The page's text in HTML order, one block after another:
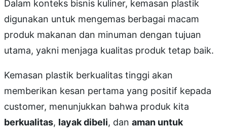
Dalam konteks bisnis kuliner, kemasan plastik
digunakan untuk mengemas berbagai macam
produk makanan dan minuman dengan tujuan
utama, yakni menjaga kualitas produk tetap baik.
Kemasan plastik berkualitas tinggi akan
memberikan kesan pertama yang positif kepada
customer, menunjukkan bahwa produk kita
berkualitas, layak dibeli, dan aman untuk